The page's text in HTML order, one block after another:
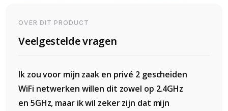
OVER DIT PRODUCT
Veelgestelde vragen
Ik zou voor mijn zaak en privé 2 gescheiden
WiFi netwerken willen dit zowel op 2.4GHz
en 5GHz, maar ik wil zeker zijn dat mijn